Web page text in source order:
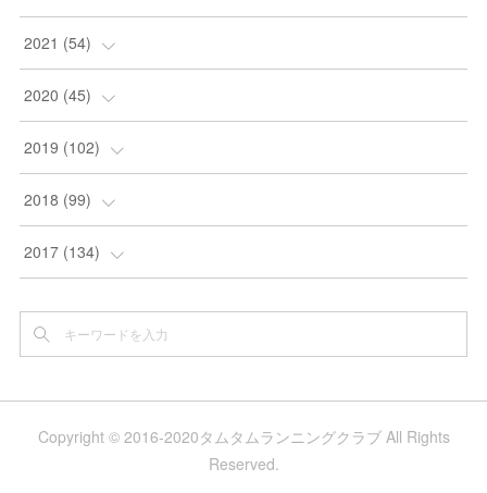
(2)
(2)
(10)
(6)
(6)
(12)
2021 (54)
(12
(8)
(8)
( 3 )
(
(6)
2020 (45)
(3)
(5)
(4)
(6)
( 6)
2019 (102)
(5)
(6)
(5)
( 5)
2018 (99)
(6)
(13)
( 5)
2017 (134)
(12)
(20)
20
Copyright © 2016-2020タムタムランニングクラブ All Rights
Reserved.